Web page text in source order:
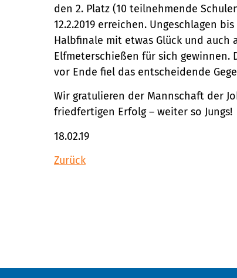
den 2. Platz (10 teilnehmende
12.2.2019 erreichen. Ungeschlagen
Halbfinale mit etwas Glück und
Elfmeterschießen für sich gewinnen.
vor Ende fiel das entscheidende
Wir gratulieren der Mannschaft der
friedfertigen Erfolg – weiter so Jungs!
18.02.19
Zurück